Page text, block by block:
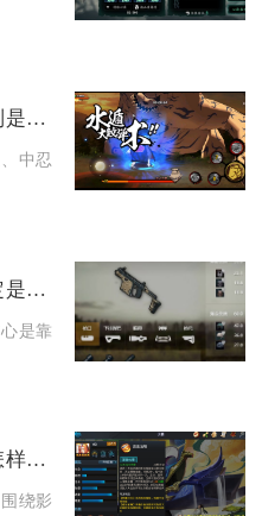
火影忍者中卡卡西的级别是最高的吗
中忍、特别上忍、上忍、影，
绝地求生被打方向的判定是怎样的
是靠听觉优先、视觉辅助、地
乱斗西游魅影技能需要怎样的搭配策略
绕影武者协同，以“先召分身、